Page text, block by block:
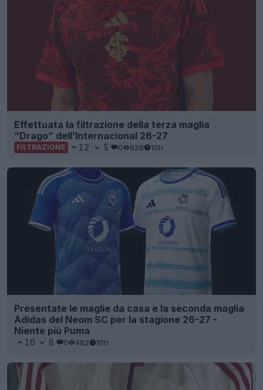
Effettuata la filtrazione della terza maglia
“Drago” dell’Internacional 26-27
FILTRAZIONE 12 5 0 828 10h
Presentate le maglie da casa e la seconda maglia
Adidas del Neom SC per la stagione 26-27 -
Niente più Puma
16 8 0 482 10h